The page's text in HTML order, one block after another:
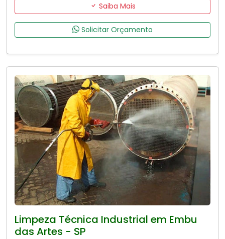
Saiba Mais
Solicitar Orçamento
Limpeza Técnica Industrial em Embu
das Artes - SP